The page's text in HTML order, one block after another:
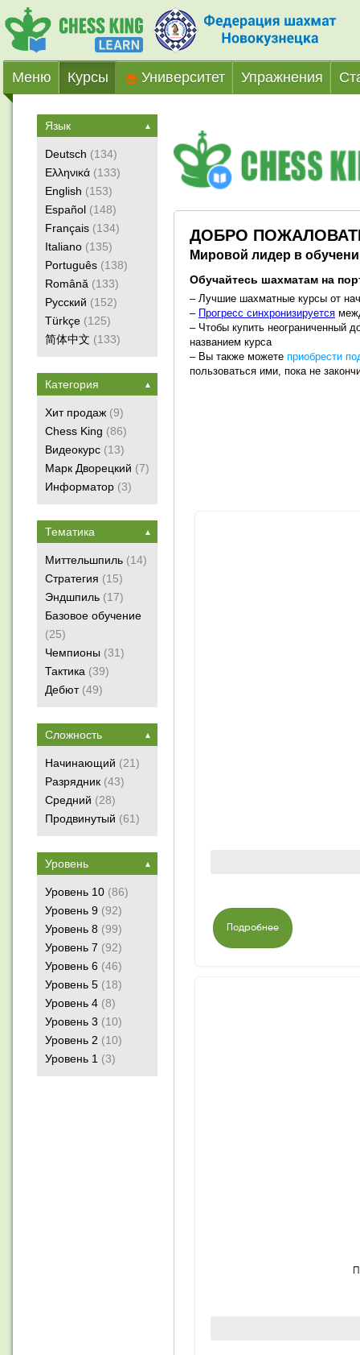
Меню Курсы Университет Упражнения
Язык ▲
Deutsch (134)
Ελληνικά (133)
English (153)
Español (148)
Français (134)
Italiano (135)
Português (138)
Română (133)
Русский (152)
Türkçe (125)
简体中文 (133)
Категория ▲
Хит продаж (9)
Chess King (86)
Видеокурс (13)
Марк Дворецкий (7)
Информатор (3)
Тематика ▲
Миттельшпиль (14)
Стратегия (15)
Эндшпиль (17)
Базовое обучение
(25)
Чемпионы (31)
Тактика (39)
Дебют (49)
Сложность ▲
Начинающий (21)
Разрядник (43)
Средний (28)
Продвинутый (61)
Уровень ▲
Уровень 10 (86)
Уровень 9 (92)
Уровень 8 (99)
Уровень 7 (92)
Уровень 6 (46)
Уровень 5 (18)
Уровень 4 (8)
Уровень 3 (10)
Уровень 2 (10)
Уровень 1 (3)
ДОБРО ПОЖАЛОВАТЬ
Мировой лидер в
Обучайтесь шахматам на
– Лучшие шахматные курсы от
– Прогресс синхронизируется
– Чтобы купить неограниченный
названием курса
– Вы также можете приобрести
пользоваться ими, пока не
Подробнее